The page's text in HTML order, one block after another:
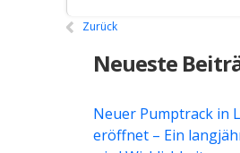
Zurück
Neueste
Neuer Pumptrack in
eröffnet – Ein